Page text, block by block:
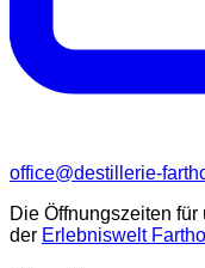
office@destillerie-
Die Öffnungszeiten
der Erlebniswelt